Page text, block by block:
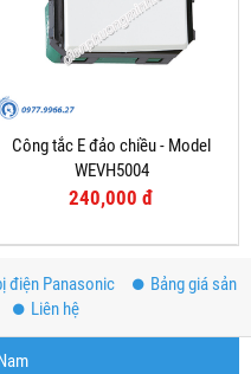
Công tắc E đảo chiều - Model
WEVH5004
240,000 đ
điện Panasonic
Bảng giá sản
Liên hệ